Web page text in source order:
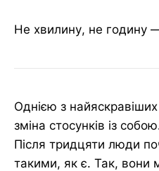
Не хвилину, не годину
Однією з
зміна стосунків із
Після тридцяти люди
такими, як є. Так, вони